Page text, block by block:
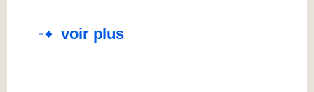
voir plus